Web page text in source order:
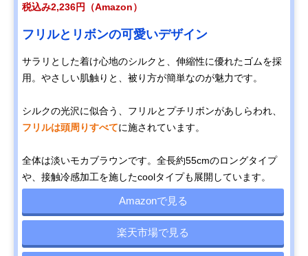
税込み2,236円（Amazon）
フリルとリボンの可愛いデザイン
サラリとした着け心地のシルクと、伸縮性に優れたゴムを採
用。やさしい肌触りと、被り方が簡単なのが魅力です。
シルクの光沢に似合う、フリルとプチリボンがあしらわれ、
フリルは頭周りすべてに施されています。
全体は淡いモカブラウンです。全長約55cmのロングタイプ
や、接触冷感加工を施したcoolタイプも展開しています。
Amazonで見る
楽天市場で見る